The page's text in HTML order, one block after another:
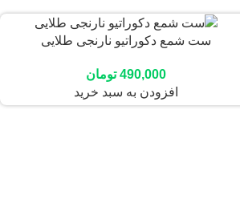
ست شمع دکوراتیو نارنجی طلایی
490,000 تومان
افزودن به سبد خرید